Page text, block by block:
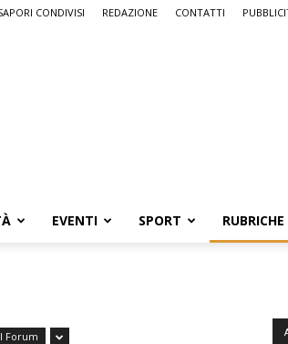
CONDIVISI REDAZIONE CONTATTI
EVENTI SPORT RUBRICHE
Forum